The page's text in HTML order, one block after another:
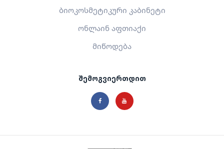
ბიოკოსმეტიკური კაბინეტი
ონლაინ აფთიაქი
მიწოდება
შემოგვიერთდით